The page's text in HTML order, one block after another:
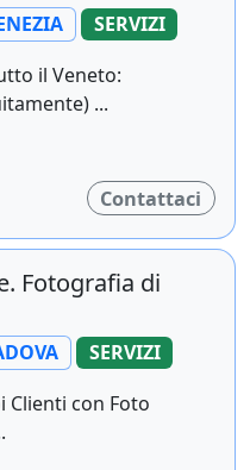
SERVIZI
il Veneto:
...
Contattaci
Fotografia di
SERVIZI
Clienti con Foto